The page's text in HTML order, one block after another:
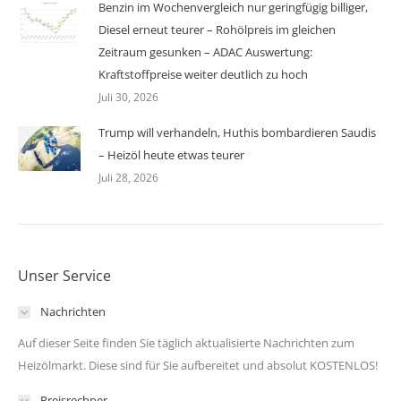
Benzin im Wochenvergleich nur geringfügig billiger,
Diesel erneut teurer – Rohölpreis im gleichen
Zeitraum gesunken – ADAC Auswertung:
Kraftstoffpreise weiter deutlich zu hoch
Juli 30, 2026
Trump will verhandeln, Huthis bombardieren Saudis
– Heizöl heute etwas teurer
Juli 28, 2026
Unser Service
Nachrichten
Auf dieser Seite finden Sie täglich aktualisierte Nachrichten zum
Heizölmarkt. Diese sind für Sie aufbereitet und absolut KOSTENLOS!